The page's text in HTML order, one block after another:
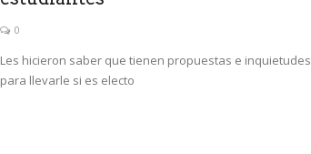
0
Les hicieron saber que tienen propuestas e inquietudes
para llevarle si es electo